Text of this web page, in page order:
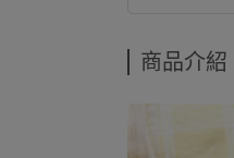
商品介紹